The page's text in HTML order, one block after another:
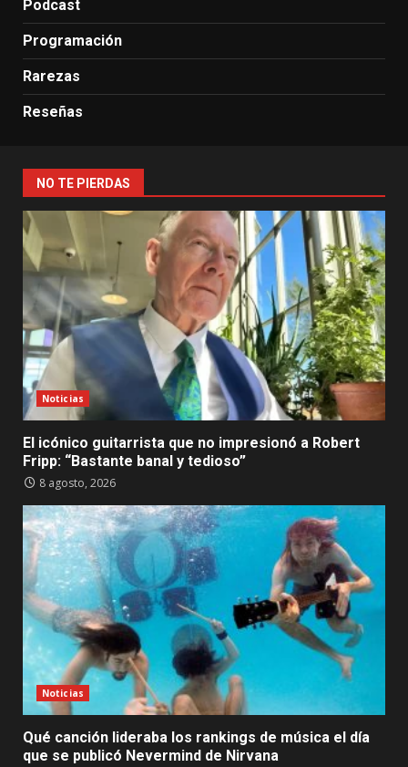
Podcast
Programación
Rarezas
Reseñas
NO TE PIERDAS
Noticias
El icónico guitarrista que no impresionó a Robert
Fripp: “Bastante banal y tedioso”
8 agosto, 2026
Noticias
Qué canción lideraba los rankings de música el día
que se publicó Nevermind de Nirvana